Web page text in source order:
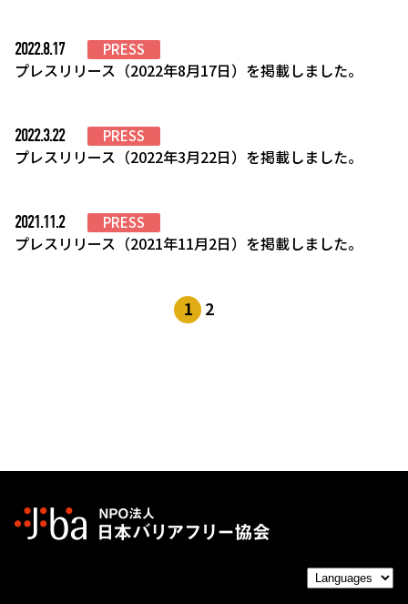
2022.8.17 PRESS
プレスリリース（2022年8月17日）を掲載しました。
2022.3.22 PRESS
プレスリリース（2022年3月22日）を掲載しました。
2021.11.2 PRESS
プレスリリース（2021年11月2日）を掲載しました。
1 2